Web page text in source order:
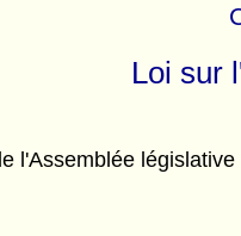
Loi sur
l'Assemblée